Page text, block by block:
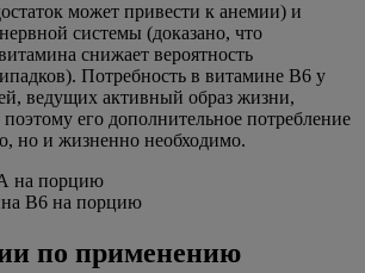
может привести к анемии) и
системы (доказано, что
снижает вероятность
Потребность в витамине B6 у
ведущих активный образ жизни,
его дополнительное потребление
но и жизненно необходимо.
на порцию
B6 на порцию
по применению